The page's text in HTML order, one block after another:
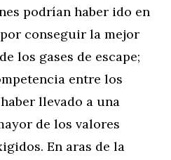
podrían haber ido en
conseguir la mejor
los gases de escape;
entre los
llevado a una
de los valores
En aras de la